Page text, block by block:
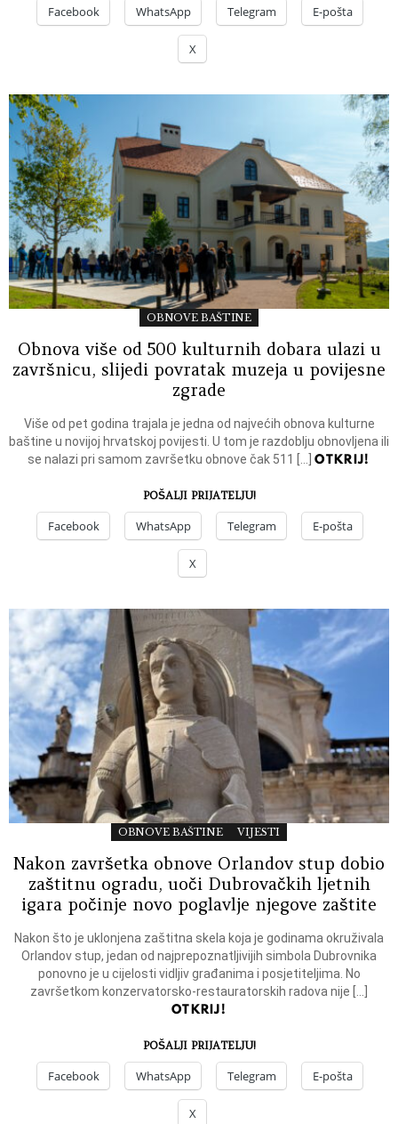
Facebook WhatsApp Telegram E-pošta
X
OBNOVE BAŠTINE
Obnova više od 500 kulturnih dobara ulazi u
završnicu, slijedi povratak muzeja u povijesne
zgrade
Više od pet godina trajala je jedna od najvećih obnova kulturne
baštine u novijoj hrvatskoj povijesti. U tom je razdoblju obnovljena ili
se nalazi pri samom završetku obnove čak 511 […]OTKRIJ!
POŠALJI PRIJATELJU!
Facebook WhatsApp Telegram E-pošta
X
OBNOVE BAŠTINE VIJESTI
Nakon završetka obnove Orlandov stup dobio
zaštitnu ogradu, uoči Dubrovačkih ljetnih
igara počinje novo poglavlje njegove zaštite
Nakon što je uklonjena zaštitna skela koja je godinama okruživala
Orlandov stup, jedan od najprepoznatljivijih simbola Dubrovnika
ponovno je u cijelosti vidljiv građanima i posjetiteljima. No
završetkom konzervatorsko-restauratorskih radova nije […]
OTKRIJ!
POŠALJI PRIJATELJU!
Facebook WhatsApp Telegram E-pošta
X